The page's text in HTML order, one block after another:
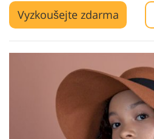
Vyzkoušejte zdarma